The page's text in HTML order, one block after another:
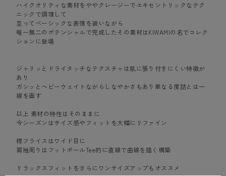
ハイクオリティな素材をややクレージーでエキセントリックなテク
ニックで調理して
至ってベーシックな表情を装いながら
唯一無二のポテンシャルで完成したその素材はKIWAMIの名でコレク
ションに登場
ジャリッとドライタッチなテクスチャは肌に張り付きにくい特徴が
あり
ガシッとヘビーウェイトながらしなやかさもあり単なる度詰とは一
線を画す
以上 素材の特性はそのままに
今シーズンはサイズ感やフィットを大幅にリファイン
襟フライスはワイド目に
肩袖周りはフットボールTee的に直線で曲線を描く構築
リラックスフィットをさらにワンサイズアップもオススメ